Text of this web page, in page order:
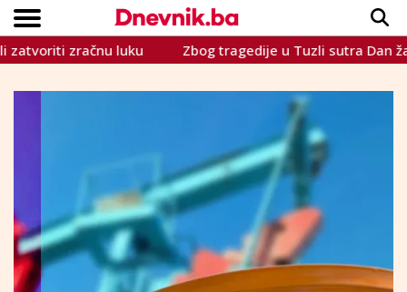
VIJESTI
SPORT
INTERVIEW
TEME
CRNA KRONIKA
LIFESTYLE
Copyright © Dnevnik.ba 2023.
zračnu luku Zbog tragedije u Tuzli sutra Dan žalosti u